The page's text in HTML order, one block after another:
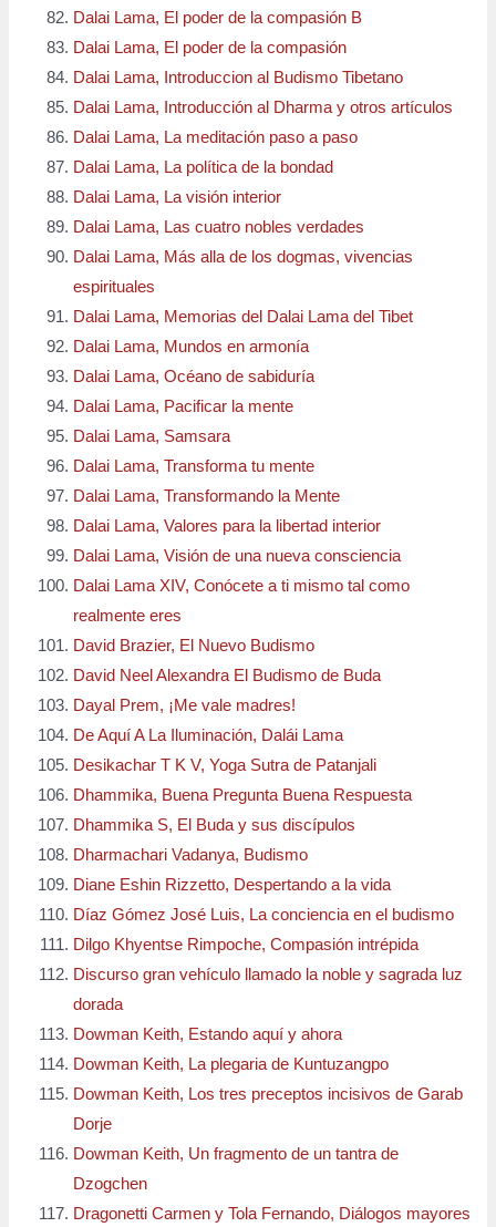
Dalai Lama, El poder de la compasión B
Dalai Lama, El poder de la compasión
Dalai Lama, Introduccion al Budismo Tibetano
Dalai Lama, Introducción al Dharma y otros artículos
Dalai Lama, La meditación paso a paso
Dalai Lama, La política de la bondad
Dalai Lama, La visión interior
Dalai Lama, Las cuatro nobles verdades
Dalai Lama, Más alla de los dogmas, vivencias
espirituales
Dalai Lama, Memorias del Dalai Lama del Tibet
Dalai Lama, Mundos en armonía
Dalai Lama, Océano de sabiduría
Dalai Lama, Pacificar la mente
Dalai Lama, Samsara
Dalai Lama, Transforma tu mente
Dalai Lama, Transformando la Mente
Dalai Lama, Valores para la libertad interior
Dalai Lama, Visión de una nueva consciencia
Dalai Lama XIV, Conócete a ti mismo tal como
realmente eres
David Brazier, El Nuevo Budismo
David Neel Alexandra El Budismo de Buda
Dayal Prem, ¡Me vale madres!
De Aquí A La Iluminación, Dalái Lama
Desikachar T K V, Yoga Sutra de Patanjali
Dhammika, Buena Pregunta Buena Respuesta
Dhammika S, El Buda y sus discípulos
Dharmachari Vadanya, Budismo
Diane Eshin Rizzetto, Despertando a la vida
Díaz Gómez José Luis, La conciencia en el budismo
Dilgo Khyentse Rimpoche, Compasión intrépida
Discurso gran vehículo llamado la noble y sagrada luz
dorada
Dowman Keith, Estando aquí y ahora
Dowman Keith, La plegaria de Kuntuzangpo
Dowman Keith, Los tres preceptos incisivos de Garab
Dorje
Dowman Keith, Un fragmento de un tantra de
Dzogchen
Dragonetti Carmen y Tola Fernando, Diálogos mayores